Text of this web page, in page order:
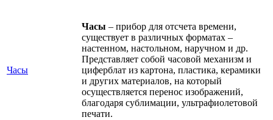
Часы
Часы – прибор для отсчета времени,
существует в различных форматах –
настенном, настольном, наручном и др.
Представляет собой часовой механизм и
циферблат из картона, пластика, керамики
и других материалов, на который
осуществляется перенос изображений,
благодаря сублимации, ультрафиолетовой
печати.